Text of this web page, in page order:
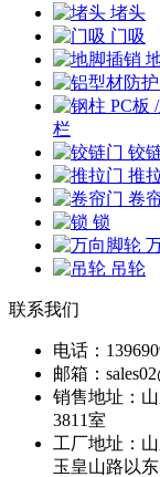
堵头
门吸
栏
铰
推
卷
锁
吊轮
联系我们
电话：
邮箱：
销售地址：
3811室
工厂地址：
玉皇山路以东